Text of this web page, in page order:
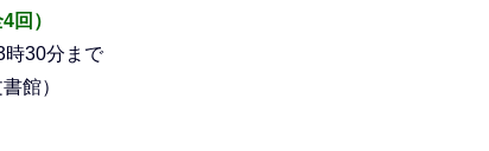
回）
時30分まで
館）